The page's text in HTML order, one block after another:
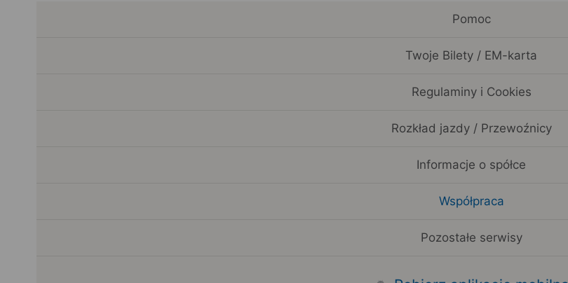
Pomoc
Twoje Bilety / EM-karta
Regulaminy i Cookies
Rozkład jazdy / Przewoźnicy
Informacje o spółce
Współpraca
Pozostałe serwisy